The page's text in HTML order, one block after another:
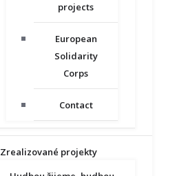
projects
European
Solidarity
Corps
Contact
Zrealizované projekty